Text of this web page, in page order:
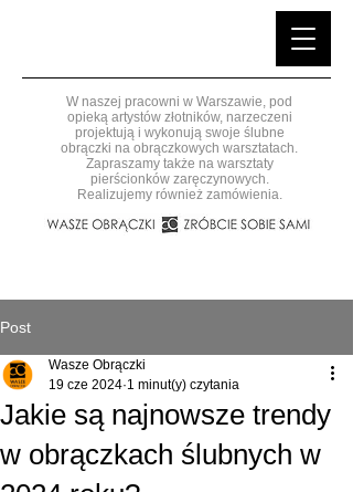
W naszej pracowni w Warszawie, pod
opieką artystów złotników, narzeczeni
projektują i wykonują swoje ślubne
obrączki na obrączkowych warsztatach.
Zapraszamy także na warsztaty
pierścionków zaręczynowych.
Realizujemy również zamówienia.
Post
Jakie są najnowsze trendy
w obrączkach ślubnych w
Wasze Obrączki
19 cze 2024 1 minut(y) czytania